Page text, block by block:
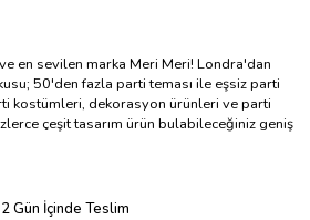
en sevilen marka Meri Meri! Londra'dan
50'den fazla parti teması ile eşsiz parti
kostümleri, dekorasyon ürünleri ve parti
çeşit tasarım ürün bulabileceğiniz geniş
2 Gün İçinde Teslim